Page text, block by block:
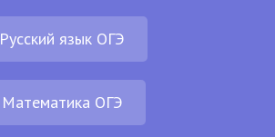
Русский язык ОГЭ
Математика ОГЭ